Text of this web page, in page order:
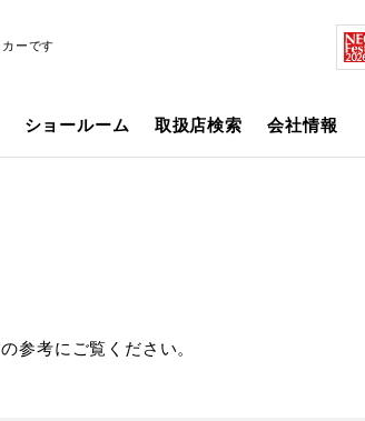
ーです
ショールーム 取扱店検索 会社情報
参考にご覧ください。